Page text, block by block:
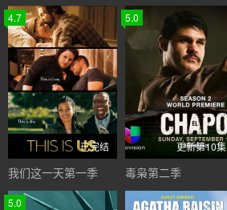
4.7
已完结
我们这一天第一季
5.0
更新第10集
毒枭第二季
5.0